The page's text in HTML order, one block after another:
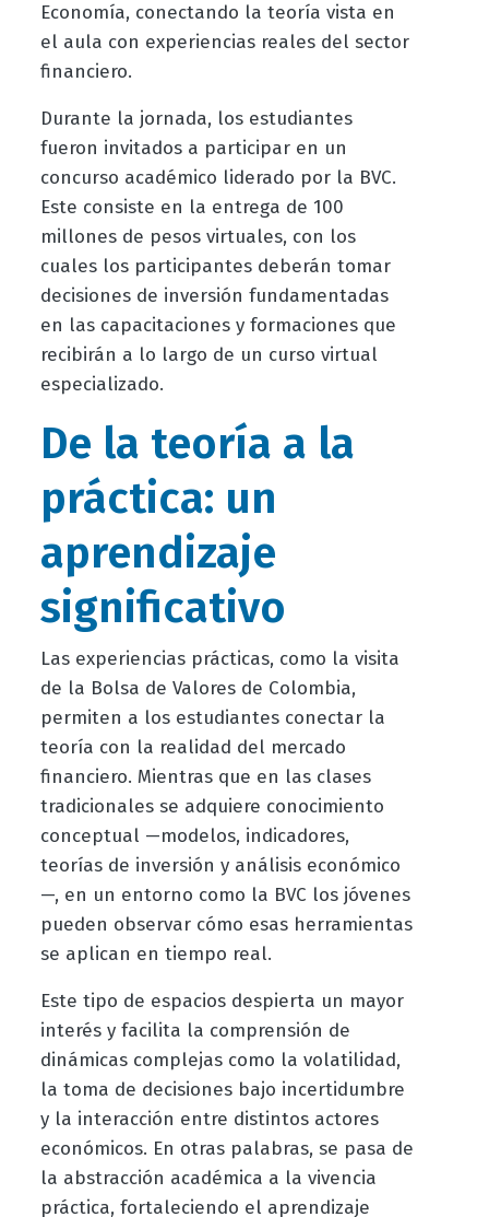
Economía, conectando la teoría vista en
el aula con experiencias reales del sector
financiero.
Durante la jornada, los estudiantes
fueron invitados a participar en un
concurso académico liderado por la BVC.
Este consiste en la entrega de 100
millones de pesos virtuales, con los
cuales los participantes deberán tomar
decisiones de inversión fundamentadas
en las capacitaciones y formaciones que
recibirán a lo largo de un curso virtual
especializado.
De la teoría a la
práctica: un
aprendizaje
significativo
Las experiencias prácticas, como la visita
de la Bolsa de Valores de Colombia,
permiten a los estudiantes conectar la
teoría con la realidad del mercado
financiero. Mientras que en las clases
tradicionales se adquiere conocimiento
conceptual —modelos, indicadores,
teorías de inversión y análisis económico
—, en un entorno como la BVC los jóvenes
pueden observar cómo esas herramientas
se aplican en tiempo real.
Este tipo de espacios despierta un mayor
interés y facilita la comprensión de
dinámicas complejas como la volatilidad,
la toma de decisiones bajo incertidumbre
y la interacción entre distintos actores
económicos. En otras palabras, se pasa de
la abstracción académica a la vivencia
práctica, fortaleciendo el aprendizaje